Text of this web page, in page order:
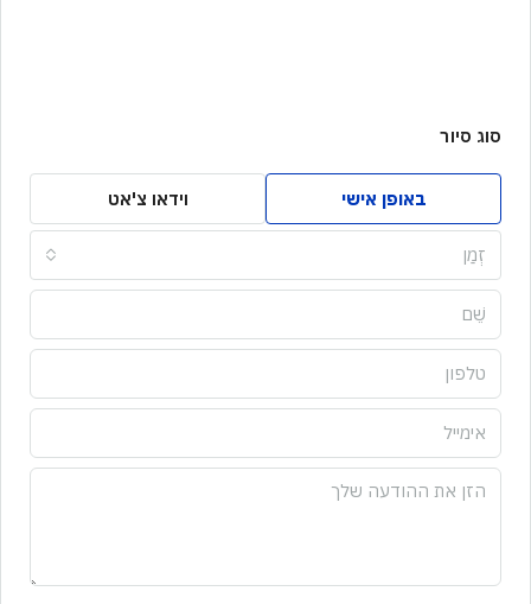
סוג סיור
באופן אישי וידאו צ'אט
זְמַן